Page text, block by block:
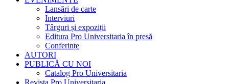
Lansări de carte
Interviuri
Târguri și expoziții
Editura Pro Universitaria în presă
Conferințe
AUTORI
PUBLICĂ CU NOI
Catalog Pro Universitaria
Revista Pro Universitaria